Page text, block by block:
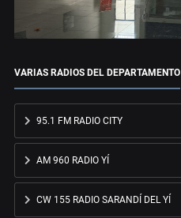
VARIAS RADIOS DEL DEPARTAMENTO
95.1 FM RADIO CITY
AM 960 RADIO YÍ
CW 155 RADIO SARANDÍ DEL YÍ